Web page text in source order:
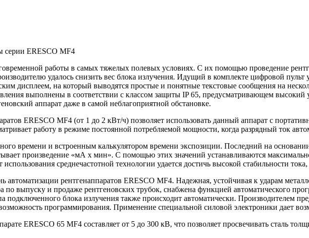
серии ERESCO MF4
работы в самых тяжелых полевых условиях. С их помощью проведение
удалось снизить вес блока излучения. Идущий в комплекте цифровой
дисплеем, на который выводятся простые и понятные текстовые сообщения на
выполнены в соответствии с классом защиты IP 65, предусматривающем
аппарат даже в самой неблагоприятной обстановке.
ERESCO MF4 (от 1 до 2 кВт/ч) позволяет использовать данный аппарат с
работу в режиме постоянной потребляемой мощности, когда разрядный ток
времени и встроенным калькулятором времени экспозиции. Последний на
произведение «мА х мин». С помощью этих значений устанавливаются
среднечастотной технологии удается достичь высокой стабильности
автоматизации рентгенаппаратов ERESCO MF4. Надежная, устойчивая к ударам
выпуску и продаже рентгеновских трубок, снабжена функцией автоматического
подключенного блока излучения также происходит автоматически. Производителем
программирования. Применение специальной силовой электроники дает
ERESCO 65 MF4 составляет от 5 до 300 кВ, что позволяет просвечивать сталь